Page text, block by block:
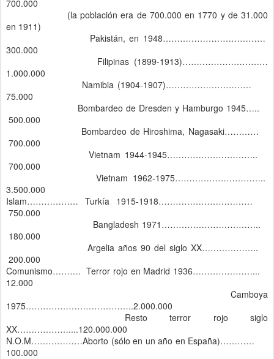
700.000
(la población era de 700.000 en 1770 y de 31.000
en 1911)
Pakistán, en 1948………………………………
300.000
Filipinas (1899-1913)…………………………
1.000.000
Namibia (1904-1907)…………………………
75.000
Bombardeo de Dresden y Hamburgo 1945…..
500.000
Bombardeo de Hiroshima, Nagasaki…………
700.000
Vietnam 1944-1945…………………………..
700.000
Vietnam 1962-1975…………………………..
3.500.000
Islam……………… Turkía 1915-1918……………………………
750.000
Bangladesh 1971……………………………..
180.000
Argelia años 90 del siglo XX………………..
200.000
Comunismo………. Terror rojo en Madrid 1936…………………...
12.000
Camboya
1975………………………………..2.000.000
Resto terror rojo siglo
XX………………....120.000.000
N.O.M………………Aborto (sólo en un año en España)…………
100.000